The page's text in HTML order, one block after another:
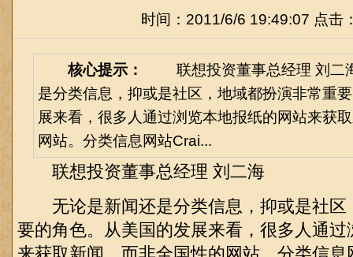
时间：2011/6/6 19:49:07 点击
核心提示：
联想投资董事总经理 刘
是分类信息，抑或是社区，地域都扮演非常重
展来看，很多人通过浏览本地报纸的网站来获
网站。分类信息网站Crai...
联想投资董事总经理 刘二海
无论是新闻还是分类信息，抑或是社区
要的角色。从美国的发展来看，很多人通